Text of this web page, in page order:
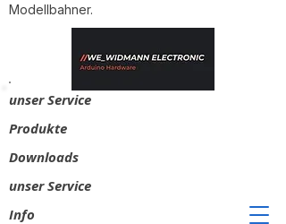
unser Service
​Produkte
Downloads
unser Service
Info
Modellbahner.